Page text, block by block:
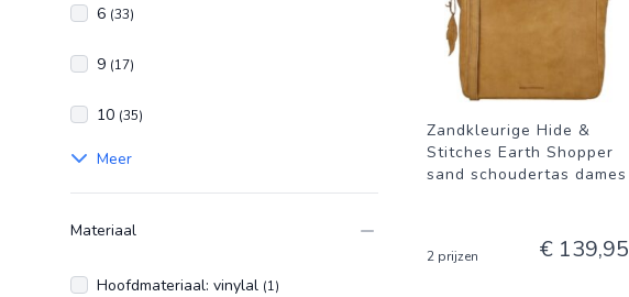
6 (33)
9 (17)
10 (35)
Meer
Materiaal
Hoofdmateriaal: vinylal (1)
Zandkleurige Hide &
Stitches Earth Shopper
sand schoudertas dames
2 prijzen € 139,95